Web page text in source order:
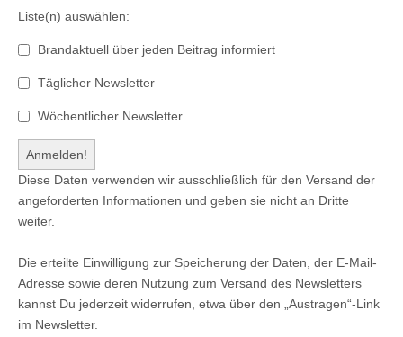
Liste(n) auswählen:
Brandaktuell über jeden Beitrag informiert
Täglicher Newsletter
Wöchentlicher Newsletter
Diese Daten verwenden wir ausschließlich für den Versand der
angeforderten Informationen und geben sie nicht an Dritte
weiter.
Die erteilte Einwilligung zur Speicherung der Daten, der E-Mail-
Adresse sowie deren Nutzung zum Versand des Newsletters
kannst Du jederzeit widerrufen, etwa über den „Austragen“-Link
im Newsletter.